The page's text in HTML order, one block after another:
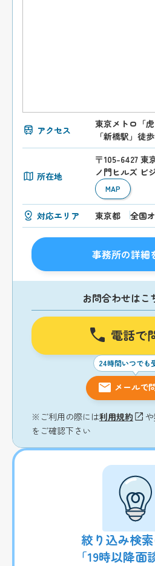
アクセス
東京メトロ「
「新橋駅」徒
所在地
〒105-6427 東
ノ門ヒルズ ビ
MAP
対応エリア 東京都 全国
事務所の詳細
お問合わせはこ
電話で
24時間いつでも
メールで
※ご利用の際には利用規約 や
をご確認下さい
絞り込み検
「19時以降面